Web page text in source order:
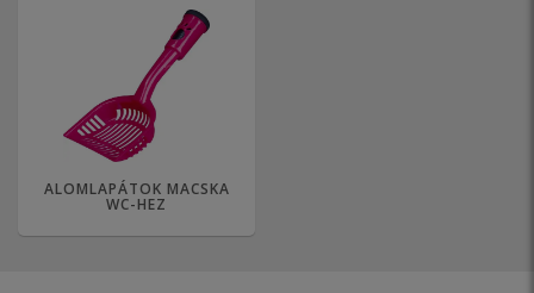
ALOMLAPÁTOK MACSKA
WC-HEZ